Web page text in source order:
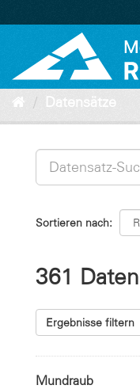
zum
Datensätze
Sortieren nach
361
Ergebnisse filtern
Mundraub